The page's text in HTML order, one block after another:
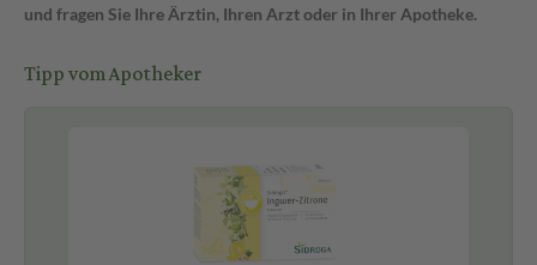
und fragen Sie Ihre Ärztin, Ihren Arzt oder in Ihrer Apotheke.
Tipp vom Apotheker